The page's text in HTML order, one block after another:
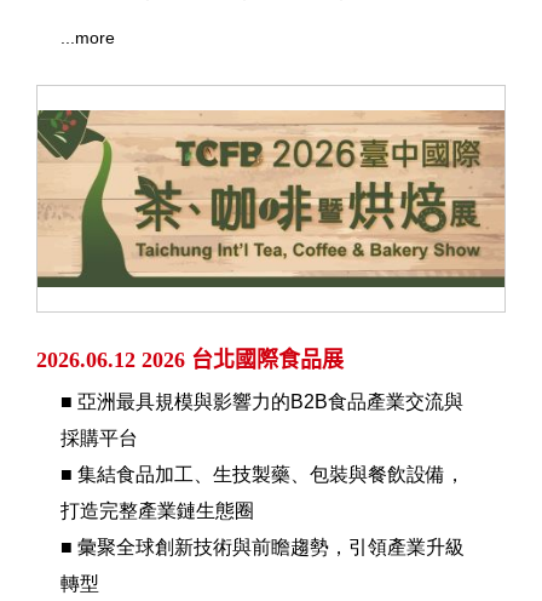
...more
2026.06.12 2026 台北國際食品展
■ 亞洲最具規模與影響力的B2B食品產業交流與
採購平台
■ 集結食品加工、生技製藥、包裝與餐飲設備，
打造完整產業鏈生態圈
■ 彙聚全球創新技術與前瞻趨勢，引領產業升級
轉型